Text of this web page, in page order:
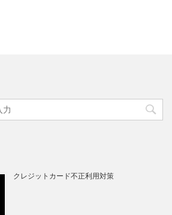
クレジットカード不正利用対策